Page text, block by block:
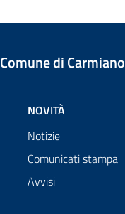
Comune di Carmiano
NOVITÀ
Notizie
Comunicati stampa
Avvisi